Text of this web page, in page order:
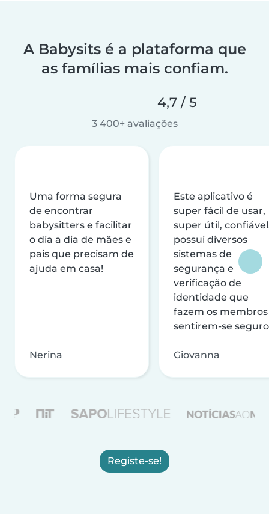
A Babysits é a plataforma que
as famílias mais confiam.
4,7 / 5
3 400+ avaliações
Uma forma segura
de encontrar
babysitters e facilitar
o dia a dia de mães e
pais que precisam de
ajuda em casa!
Nerina
Este aplicativo é
super fácil de usar,
super útil,
possui diversos
sistemas de
segurança e
verificação de
identidade que
fazem os membros
sentirem-se
Giovanna
Registe-se!